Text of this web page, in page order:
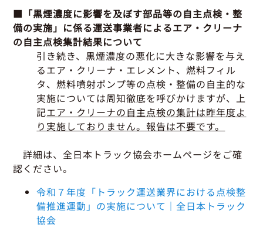
■「黒煙濃度に影響を及ぼす部品等の自主点検・整
備の実施」に係る運送事業者によるエア・クリーナ
の自主点検集計結果について
引き続き、黒煙濃度の悪化に大きな影響を与え
るエア・クリーナ・エレメント、燃料フィル
タ、燃料噴射ポンプ等の点検・整備の自主的な
実施については周知徹底を呼びかけますが、上
記エア・クリーナの自主点検の集計は昨年度よ
り実施しておりません。報告は不要です。
詳細は、全日本トラック協会ホームページをご確
認ください。
令和７年度「トラック運送業界における点検整
備推進運動」の実施について｜全日本トラック
協会